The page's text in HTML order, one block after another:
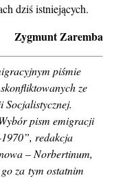
dziś istniejących.
Zygmunt Zaremba
piśmie
ze
Socjalistycznej.
pism emigracji
redakcja
– Norbertinum,
za tym ostatnim